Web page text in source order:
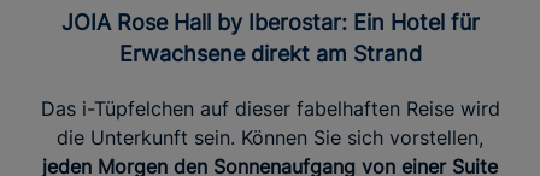
JOIA Rose Hall by Iberostar: Ein Hotel für
Erwachsene direkt am Strand
Das i-Tüpfelchen auf dieser fabelhaften Reise wird
die Unterkunft sein. Können Sie sich vorstellen,
jeden Morgen den Sonnenaufgang von einer Suite